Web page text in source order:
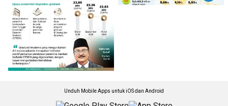
Unduh Mobile Apps untuk iOS dan Android